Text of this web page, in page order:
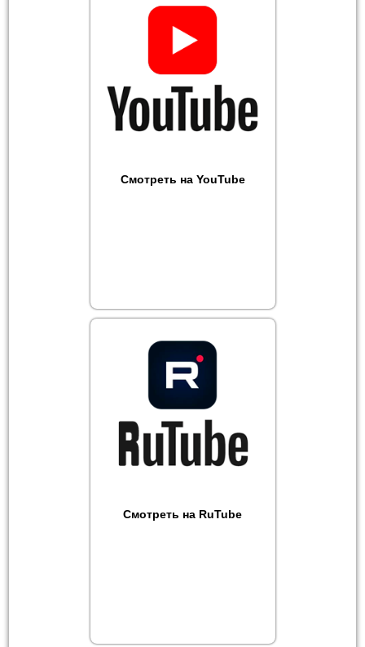
Смотреть на YouTube
Смотреть на RuTube